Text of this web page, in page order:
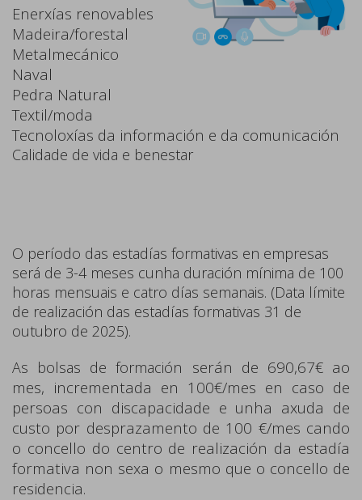
Enerxías renovables
Madeira/forestal
Metalmecánico
Naval
Pedra Natural
Textil/moda
Tecnoloxías da información e da comunicación
Calidade de vida e benestar
O período das estadías formativas en empresas
será de 3-4 meses cunha duración mínima de 100
horas mensuais e catro días semanais. (Data límite
de realización das estadías formativas 31 de
outubro de 2025).
As bolsas de formación serán de 690,67€ ao
mes, incrementada en 100€/mes en caso de
persoas con discapacidade e unha axuda de
custo por desprazamento de 100 €/mes cando
o concello do centro de realización da estadía
formativa non sexa o mesmo que o concello de
residencia.